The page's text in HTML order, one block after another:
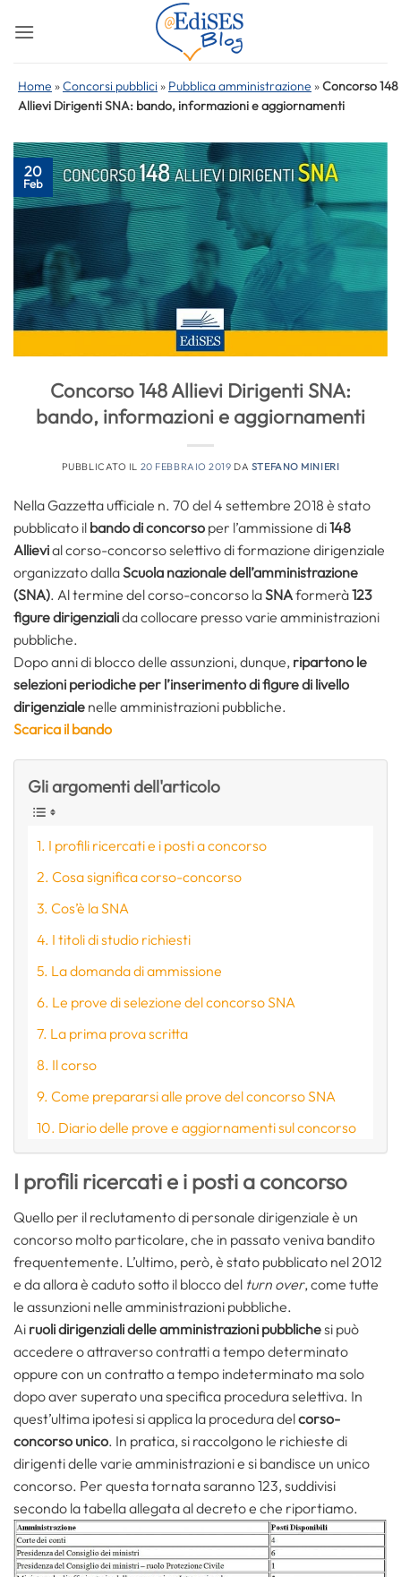
Home »Concorsi pubblici » Pubblica amministrazione »Concorso 148
Allievi Dirigenti SNA: bando, informazioni e aggiornamenti
20
Feb
Concorso 148 Allievi Dirigenti SNA:
bando, informazioni e aggiornamenti
PUBBLICATO IL 20 FEBBRAIO 2019 DA STEFANO MINIERI
Nella Gazzetta ufficiale n. 70 del 4 settembre 2018 è stato
pubblicato il bando di concorso per l’ammissione di148
Allievial corso-concorso selettivo di formazione dirigenziale
organizzato dallaScuola nazionale dell’amministrazione
(SNA). Al termine del corso-concorso laSNAformerà123
figure dirigenzialida collocare presso varie amministrazioni
pubbliche.
Dopo anni di blocco delle assunzioni, dunque, ripartono le
selezioni periodiche per l’inserimento di figure di livello
dirigenziale nelle amministrazioni pubbliche.
Scarica il bando
Gli argomenti dell'articolo
I profili ricercati e i posti a concorso
Cosa significa corso-concorso
Cos’è la SNA
I titoli di studio richiesti
La domanda di ammissione
Le prove di selezione del concorso SNA
La prima prova scritta
Il corso
Come prepararsi alle prove del concorso SNA
Diario delle prove e aggiornamenti sul concorso
I profili ricercati e i posti a concorso
Quello per il reclutamento di personale dirigenziale è un
concorso molto particolare, che in passato veniva bandito
frequentemente. L’ultimo, però, è stato pubblicato nel 2012
e da allora è caduto sotto il blocco del turn over, come tutte
le assunzioni nelle amministrazioni pubbliche.
Ai ruoli dirigenziali delle amministrazioni pubblichesi può
accedere o attraverso contratti a tempo determinato
oppure con un contratto a tempo indeterminato ma solo
dopo aver superato una specifica procedura selettiva. In
quest’ultima ipotesi si applica la procedura delcorso-
concorso unico. In pratica, si raccolgono le richieste di
dirigenti delle varie amministrazioni e si bandisce un unico
concorso. Per questa tornata saranno 123, suddivisi
secondo la tabella allegata al decreto e che riportiamo.